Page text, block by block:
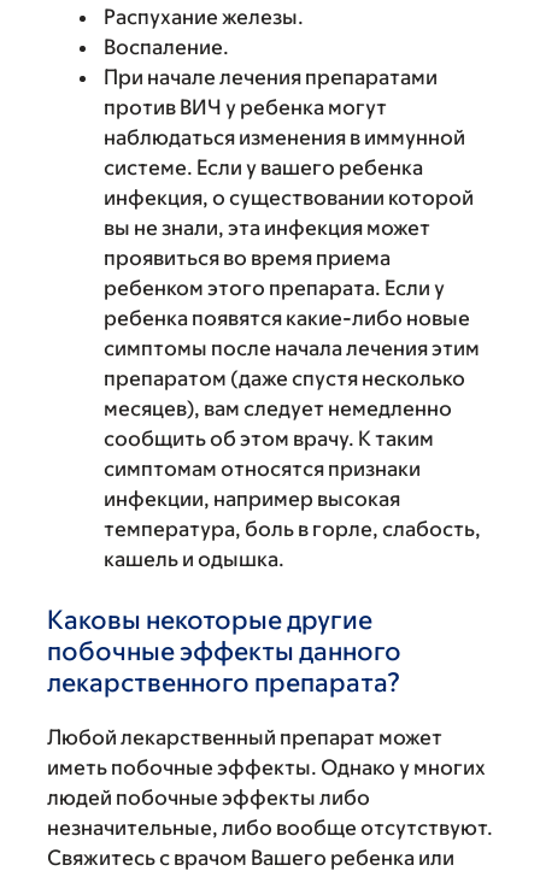
Распухание железы.
Воспаление.
При начале лечения препаратами
против ВИЧ у ребенка могут
наблюдаться изменения в иммунной
системе. Если у вашего ребенка
инфекция, о существовании которой
вы не знали, эта инфекция может
проявиться во время приема
ребенком этого препарата. Если у
ребенка появятся какие-либо новые
симптомы после начала лечения этим
препаратом (даже спустя несколько
месяцев), вам следует немедленно
сообщить об этом врачу. К таким
симптомам относятся признаки
инфекции, например высокая
температура, боль в горле, слабость,
кашель и одышка.
Каковы некоторые другие
побочные эффекты данного
лекарственного препарата?
Любой лекарственный препарат может
иметь побочные эффекты. Однако у многих
людей побочные эффекты либо
незначительные, либо вообще отсутствуют.
Свяжитесь с врачом Вашего ребенка или